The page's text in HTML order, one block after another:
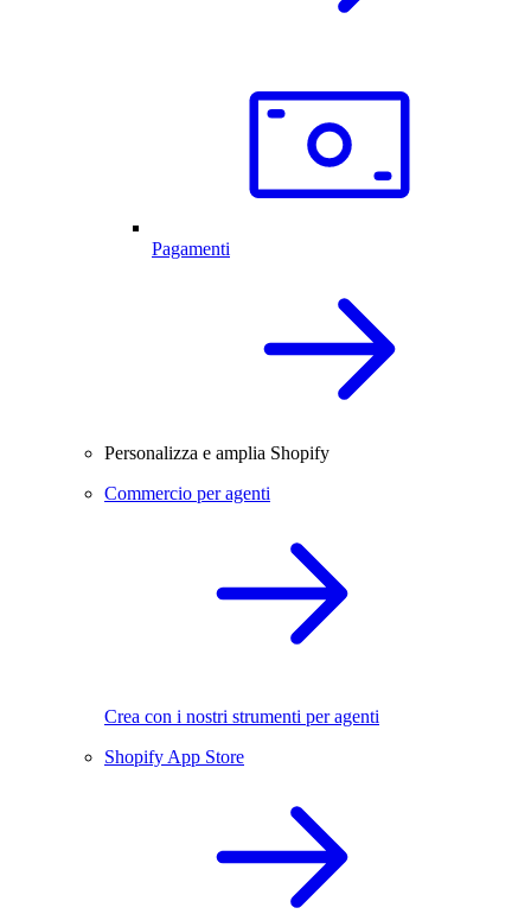
Pagamenti
Personalizza e amplia Shopify
Commercio per agenti
Crea con i nostri strumenti per agenti
Shopify App Store